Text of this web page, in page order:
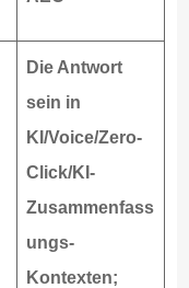
Die Antwort
sein in
KI/Voice/Zero-
Click/KI-
Zusammenfass
ungs-
Kontexten;